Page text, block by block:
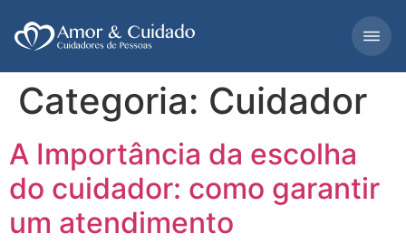
Categoria: Cuidador
A Importância da escolha
do cuidador: como garantir
um atendimento